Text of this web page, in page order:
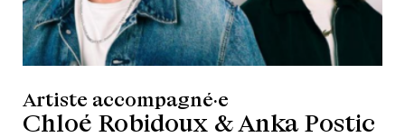
Artiste accompagné·e
Chloé Robidoux & Anka Postic